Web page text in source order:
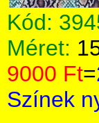
Kód:
Méret:
9000 Ft=
Színek